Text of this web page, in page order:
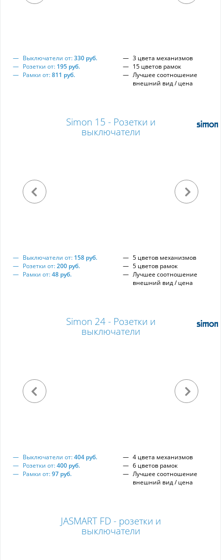
Выключатели от:330 руб.
Розетки от: 195 руб.
Рамки от:811 руб.
3 цвета механизмов
15 цветов рамок
Лучшее соотношение
внешний вид / цена
Simon 15 - Розетки и
выключатели
Выключатели от: 158 руб.
Розетки от:200 руб.
Рамки от:48 руб.
5 цветов механизмов
5 цветов рамок
Лучшее соотношение
внешний вид / цена
Simon 24 - Розетки и
выключатели
Выключатели от:404 руб.
Розетки от:400 руб.
Рамки от:97 руб.
4 цвета механизмов
6 цветов рамок
Лучшее соотношение
внешний вид / цена
JASMART FD - розетки и
выключатели